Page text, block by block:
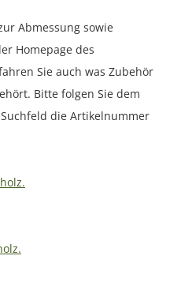
Abmessung sowie
Homepage des
Sie auch was Zubehör
Bitte folgen Sie dem
die Artikelnummer